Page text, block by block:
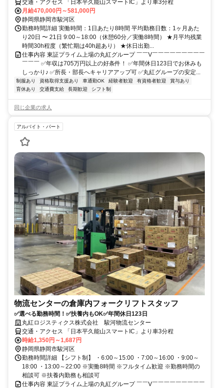
交通・アクセス 「日本平久能山スマートIC」より車3分程
月給470,000円～581,000円
静岡県静岡市駿河区
勤務時間詳細 実働時間：1日あたり8時間 平均勤務日数：1ヶ月あた
り20日 〜 21日 9:00～18:00（休憩60分／実働8時間） ★月平均残業
時間30h程度（繁忙期は40h超あり） ★休日出勤...
仕事内容 東証プライム上場の丸紅グループ ￣￣V￣￣￣￣￣￣￣￣￣
￣￣￣ ✅年収は705万円以上の好条件！ ✅年間休日123日でお休みも
しっかり♪ ✅所長・部長へキャリアアップ可 ✅丸紅グループの安定...
制服あり 資格取得支援あり 車通勤OK 経験者歓迎 有資格者歓迎
賞与あり
育休あり
交通費支給 長期歓迎 シフト制
同じ企業の求人
アルバイト・パート
物流センターの倉庫内フォークリフトスタッフ
✅選べる勤務時間！✅扶養内もOK✅年間休日123日
丸紅ロジスティクス株式会社 駿河物流センター
交通・アクセス 「日本平久能山スマートIC」より車3分程
時給1,350円～1,687円
静岡県静岡市駿河区
勤務時間詳細 【シフト制】 ・6:00～15:00 ・7:00～16:00 ・9:00～
18:00 ・13:00～22:00 ※実働8時間 ※フルタイム歓迎 ※勤務時間の
相談可 ※扶養内勤務も相談可
仕事内容 東証プライム上場の丸紅グループ ￣￣V￣￣￣￣￣￣￣￣￣